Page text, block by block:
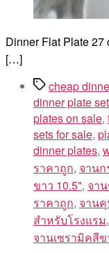
Dinner Flat Plate
[…]
Tagscheap
dinner plate
plates on sale,
sets for sale,
dinner plates,
ราคาถูก, จานก
ขาว 10.5", จา
ราคาถูก, จาน
สำหรับโรงแรม,
จานเซรามิคสีข